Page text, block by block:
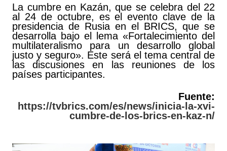
La cumbre en Kazán, que se celebra del 22
al 24 de octubre, es el evento clave de la
presidencia de Rusia en el BRICS, que se
desarrolla bajo el lema «Fortalecimiento del
multilateralismo para un desarrollo global
justo y seguro». Este será el tema central de
las discusiones en las reuniones de los
países participantes.
Fuente:
https://tvbrics.com/es/news/inicia-la-xvi-
cumbre-de-los-brics-en-kaz-n/